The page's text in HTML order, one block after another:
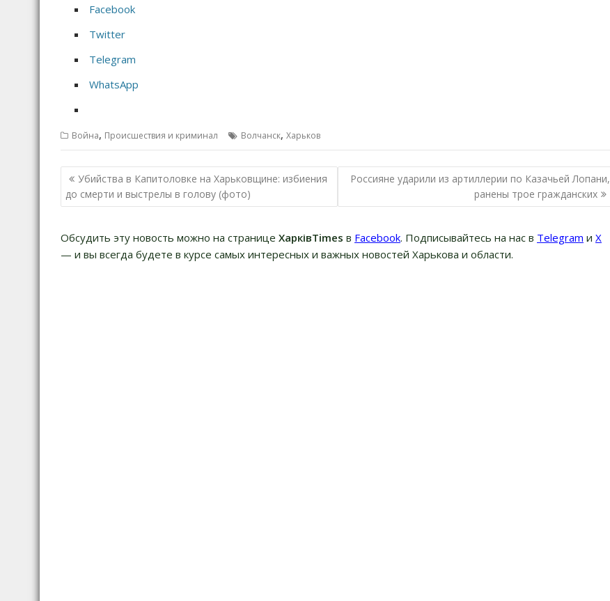
Facebook
Twitter
Telegram
WhatsApp
Война, Происшествия и криминал Волчанск, Харьков
Н
а
и
г
Убийства в Капитоловке на Харьковщине: избиения
до смерти и выстрелы в голову (фото)
Россияне ударили из артиллерии по Казачьей Лопани,
ранены трое гражданских
Обсудить эту новость можно на странице ХарківTimes в Facebook. Подписывайтесь на нас в Telegram и Х
— и вы всегда будете в курсе самых интересных и важных новостей Харькова и области.